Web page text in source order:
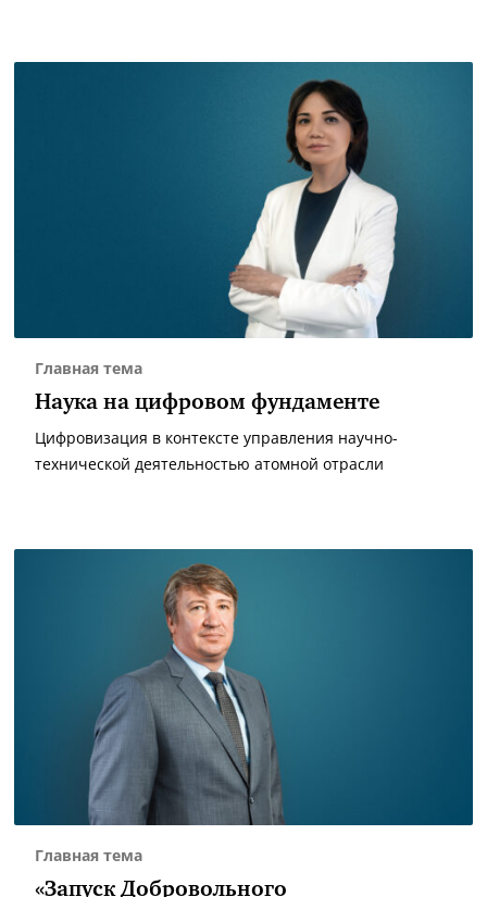
Главная тема
Наука на цифровом фундаменте
Цифровизация в контексте управления научно-
технической деятельностью атомной отрасли
Главная тема
«Запуск Добровольного